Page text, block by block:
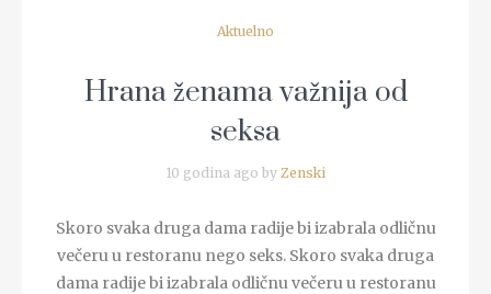
Aktuelno
Hrana ženama važnija od
seksa
10 godina ago by Zenski
Skoro svaka druga dama radije bi izabrala odličnu
večeru u restoranu nego seks. Skoro svaka druga
dama radije bi izabrala odličnu večeru u restoranu